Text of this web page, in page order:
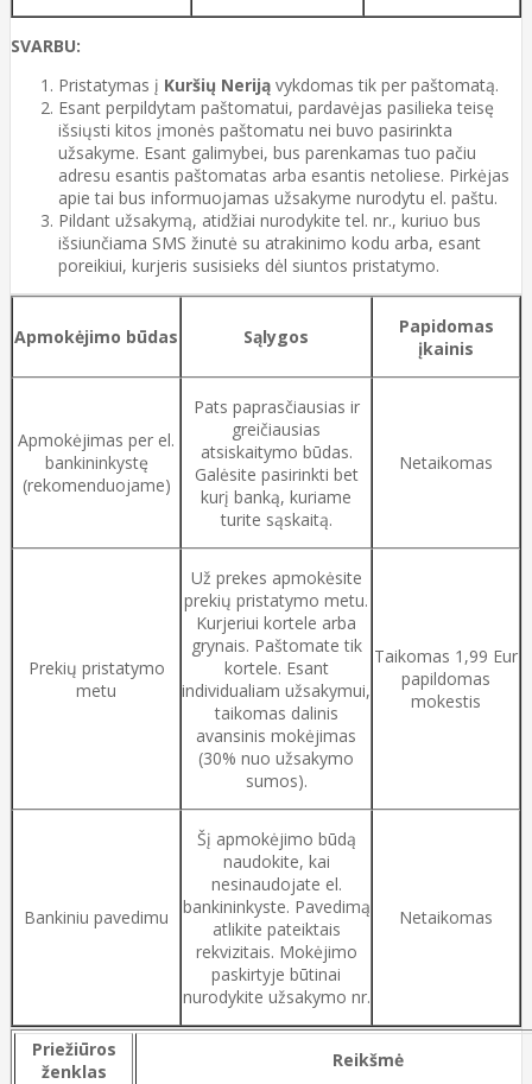
SVARBU:
Pristatymas į Kuršių Neriją vykdomas tik per paštomatą.
Esant perpildytam paštomatui, pardavėjas pasilieka teisę
išsiųsti kitos įmonės paštomatu nei buvo pasirinkta
užsakyme. Esant galimybei, bus parenkamas tuo pačiu
adresu esantis paštomatas arba esantis netoliese. Pirkėjas
apie tai bus informuojamas užsakyme nurodytu el. paštu.
Pildant užsakymą, atidžiai nurodykite tel. nr., kuriuo bus
išsiunčiama SMS žinutė su atrakinimo kodu arba, esant
poreikiui, kurjeris susisieks dėl siuntos pristatymo.
Apmokėjimo būdas Sąlygos
Papidomas
įkainis
Apmokėjimas per el.
bankininkystę
(rekomenduojame)
Pats paprasčiausias ir
greičiausias
atsiskaitymo būdas.
Galėsite pasirinkti bet
kurį banką, kuriame
turite sąskaitą.
Netaikomas
Prekių pristatymo
metu
Už prekes apmokėsite
prekių pristatymo metu.
Kurjeriui kortele arba
grynais. Paštomate tik
kortele. Esant
individualiam užsakymui,
taikomas dalinis
avansinis mokėjimas
(30% nuo užsakymo
sumos).
Taikomas 1,99 Eur
papildomas
mokestis
Bankiniu pavedimu
Šį apmokėjimo būdą
naudokite, kai
nesinaudojate el.
bankininkyste. Pavedimą
atlikite pateiktais
rekvizitais. Mokėjimo
paskirtyje būtinai
nurodykite užsakymo nr.
Netaikomas
Priežiūros
ženklas
Reikšmė